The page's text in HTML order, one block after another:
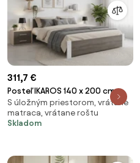
311,7 €
Posteľ IKAROS 140 x 200 cm,
biela/dub hľuzovka Rošt: S
lamelovým roštom, Matrac:
Matrac SOMMERA 18 cm
S úložným priestorom, vrátane
matraca, vrátane roštu
Skladom